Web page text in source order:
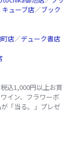
ューブ店／ブック
店／デューク書店
込1,000円以上お買
イン、フラワーボ
「当る。」プレゼ